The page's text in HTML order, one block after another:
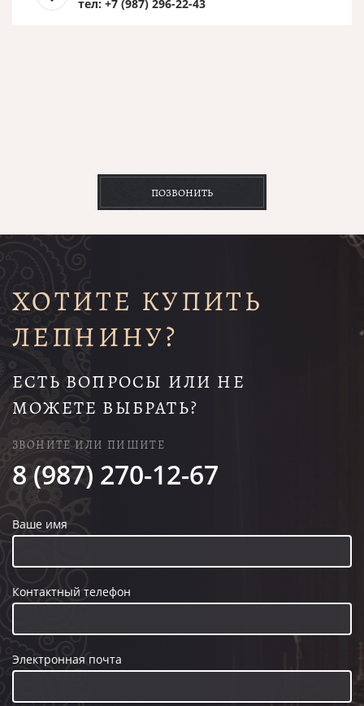
тел: +7 (987) 296-22-43
ПОЗВОНИТЬ
ХОТИТЕ КУПИТЬ
ЛЕПНИНУ?
ЕСТЬ ВОПРОСЫ ИЛИ НЕ
МОЖЕТЕ ВЫБРАТЬ?
ЗВОНИТЕ ИЛИ ПИШИТЕ
8 (987) 270-12-67
Ваше имя
Контактный телефон
Электронная почта